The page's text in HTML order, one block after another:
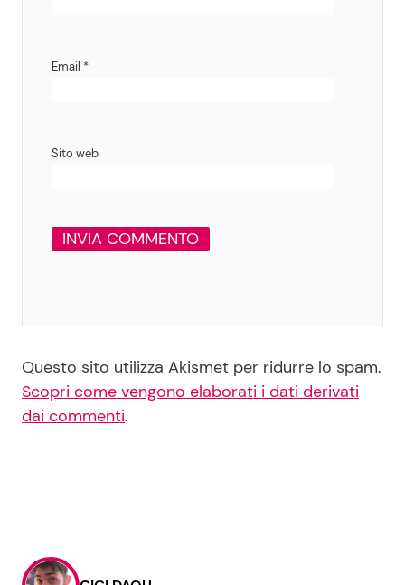
Email *
Sito web
Questo sito utilizza Akismet per ridurre lo spam.
Scopri come vengono elaborati i dati derivati
dai commenti.